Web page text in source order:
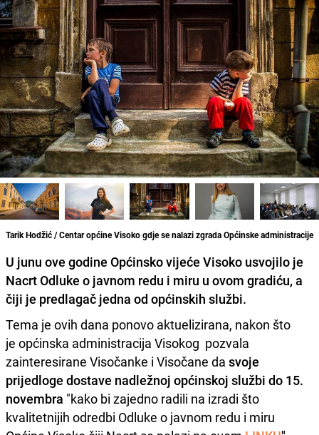
Tarik Hodžić / Centar općine Visoko gdje se nalazi zgrada Općinske administracije
U junu ove godine Općinsko vijeće Visoko usvojilo je
Nacrt Odluke o javnom redu i miru u ovom gradiću, a
čiji je predlagač jedna od općinskih službi.
Tema je ovih dana ponovo aktuelizirana, nakon što
je općinska administracija Visokog pozvala
zainteresirane Visočanke i Visočane da svoje
prijedloge dostave nadležnoj općinskoj službi do 15.
novembra "kako bi zajedno radili na izradi što
kvalitetnijih odredbi Odluke o javnom redu i miru